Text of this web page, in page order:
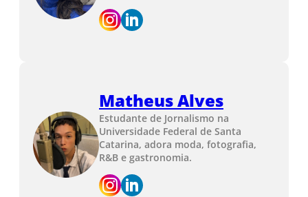
Matheus Alves
Estudante de Jornalismo na
Universidade Federal de Santa
Catarina, adora moda, fotografia,
R&B e gastronomia.